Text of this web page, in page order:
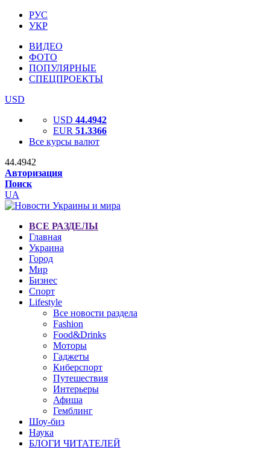
РУС
УКР
ВИДЕО
ФОТО
ПОПУЛЯРНЫЕ
СПЕЦПРОЕКТЫ
USD
USD 44.4942
EUR 51.3366
Все курсы валют
44.4942
Авторизация
Поиск
UA
ВСЕ РАЗДЕЛЫ
Главная
Украина
Город
Мир
Бизнес
Спорт
Lifestyle
Все новости раздела
Fashion
Food&Drinks
Моторы
Гаджеты
Киберспорт
Путешествия
Интерьеры
Афиша
Гемблинг
Шоу-биз
Наука
БЛОГИ ЧИТАТЕЛЕЙ